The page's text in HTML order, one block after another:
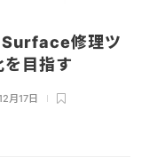
修理ツ
目指す
月17日